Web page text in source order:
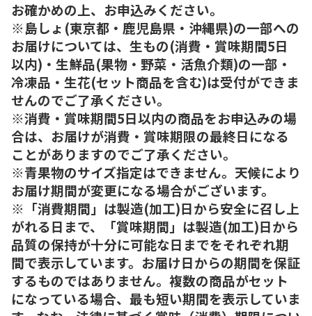
お確かめの上、お申込みください。
※島しょ(東京都・鹿児島県・沖縄県)の一部への
お届けについては、生もの(消費・賞味期間5日
以内)・生鮮品(果物・野菜・活魚介類)の一部・
冷凍品・生花(セット商品を含む)は受付ができま
せんのでご了承ください。
※消費・賞味期間5日以内の商品をお申込みの場
合は、お届けが消費・賞味期限の最終日になる
ことがありますのでご了承ください。
※青果物のサイズ指定はできません。天候により
お届け期間が変更になる場合がございます。
※「消費期間」は製造(加工)日から安全に召し上
がれる日まで、「賞味期間」は製造(加工)日から
品質の保持が十分に可能な日までをそれぞれ期
間で表示しています。お届け日からの期間を保証
するものではありません。複数の商品がセット
になっている場合、最も短い期間を表示していま